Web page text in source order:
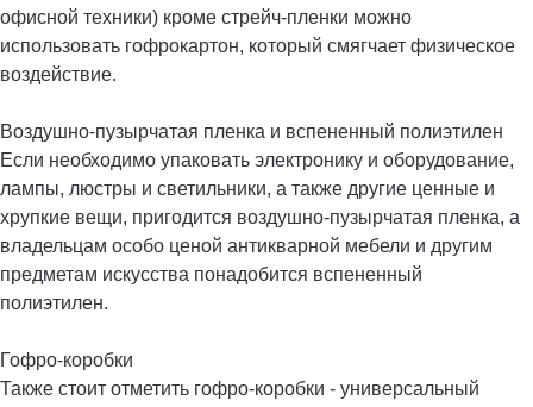
офисной техники) кроме стрейч-пленки можно
использовать гофрокартон, который смягчает физическое
воздействие.
Воздушно-пузырчатая пленка и вспененный полиэтилен
Если необходимо упаковать электронику и оборудование,
лампы, люстры и светильники, а также другие ценные и
хрупкие вещи, пригодится воздушно-пузырчатая пленка, а
владельцам особо ценой антикварной мебели и другим
предметам искусства понадобится вспененный
полиэтилен.
Гофро-коробки
Также стоит отметить гофро-коробки - универсальный